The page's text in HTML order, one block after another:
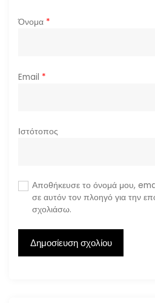
Όνομα *
Email *
Ιστότοπος
Αποθήκευσε το όνομά μου,
σε αυτόν τον πλοηγό για την
σχολιάσω.